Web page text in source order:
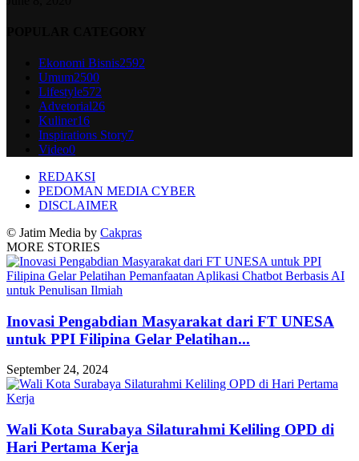
Ekonomi Bisnis2592
Umum2500
Lifestyle572
Advetorial26
Kuliner16
Inspirations Story7
Video0
REDAKSI
PEDOMAN MEDIA CYBER
DISCLAIMER
© Jatim Media by Cakpras
MORE STORIES
Inovasi Pengabdian Masyarakat dari FT UNESA
untuk PPI Filipina Gelar Pelatihan...
September 24, 2024
Wali Kota Surabaya Silaturahmi Keliling OPD di
Hari Pertama Kerja